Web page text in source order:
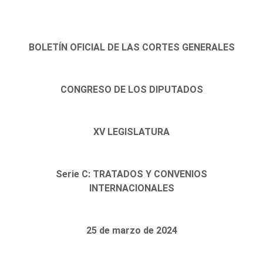
BOLETÍN OFICIAL DE LAS CORTES GENERALES
CONGRESO DE LOS DIPUTADOS
XV LEGISLATURA
Serie C: TRATADOS Y CONVENIOS
INTERNACIONALES
25 de marzo de 2024